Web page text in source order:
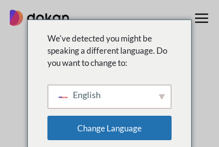
إلى
المحتوى
جديد
الإصدارات الجديدة والتحسينات والتحديثات لدوكان
We've detected you might be
speaking a different language. Do
you want to change to:
English
Change Language